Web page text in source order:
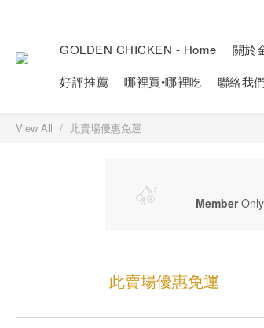
GOLDEN CHICKEN - Home 關於
好評推薦
哪裡買•哪裡吃 聯絡我們
View All 此賣場優惠免運
MemberOnly
此賣場優惠免運